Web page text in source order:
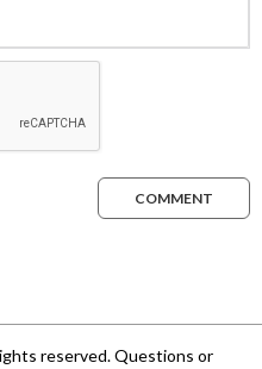
COMMENT
reserved. Questions or